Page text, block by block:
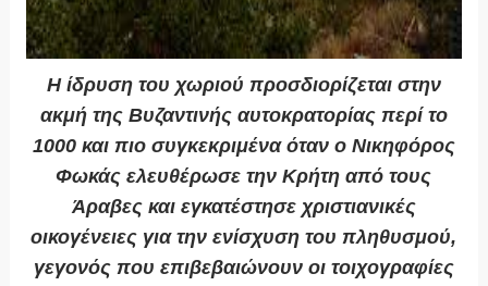
Η ίδρυση του χωριού προσδιορίζεται στην
ακμή της Βυζαντινής αυτοκρατορίας περί το
1000 και πιο συγκεκριμένα όταν ο Νικηφόρος
Φωκάς ελευθέρωσε την Κρήτη από τους
Άραβες και εγκατέστησε χριστιανικές
οικογένειες για την ενίσχυση του πληθυσμού,
γεγονός που επιβεβαιώνουν οι τοιχογραφίες